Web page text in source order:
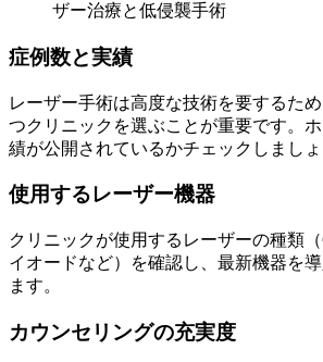
ザー治療と低侵襲手術
症例数と実績
レーザー手術は高度な技術を要するた
つクリニックを選ぶことが重要です。
績が公開されているかチェックしましょ
使用するレーザー機器
クリニックが使用するレーザーの種類
イオードなど）を確認し、最新機器を
ます。
カウンセリングの充実度